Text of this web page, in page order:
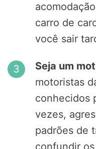
carro de
você sair
Seja um
motoristas
conhecidos
vezes,
padrões de